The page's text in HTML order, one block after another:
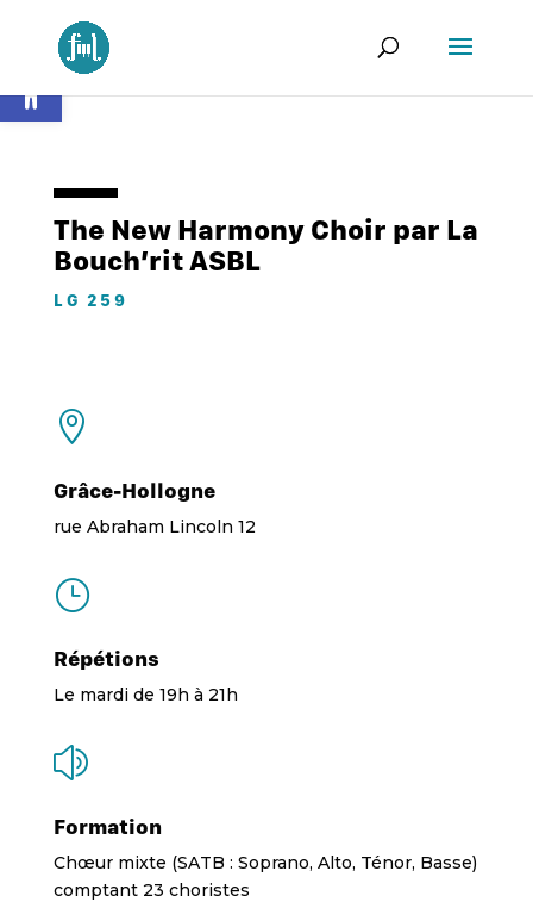
Ouvrir la barre d’outils
The New Harmony Choir par La
Bouch’rit ASBL
LG 259

Grâce-Hollogne
rue Abraham Lincoln 12
}
Répétions
Le mardi de 19h à 21h
z
Formation
Chœur mixte (SATB : Soprano, Alto, Ténor, Basse)
comptant 23 choristes